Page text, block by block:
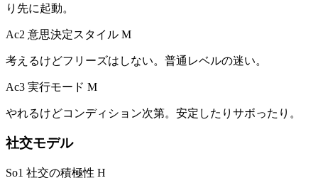
り先に起動。
Ac2 意思決定スタイル M
考えるけどフリーズはしない。普通レベルの迷い。
Ac3 実行モード M
やれるけどコンディション次第。安定したりサボったり。
社交モデル
So1 社交の積極性 H